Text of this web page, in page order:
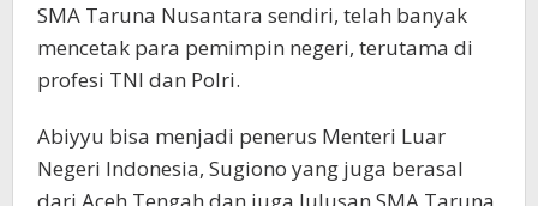
SMA Taruna Nusantara sendiri, telah banyak
mencetak para pemimpin negeri, terutama di
profesi TNI dan Polri.
Abiyyu bisa menjadi penerus Menteri Luar
Negeri Indonesia, Sugiono yang juga berasal